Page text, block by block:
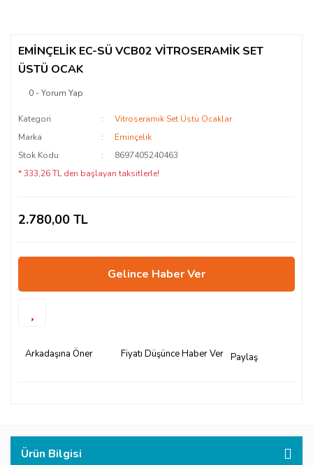
EMİNÇELİK EC-SÜ VCB02 VİTROSERAMİK SET
ÜSTÜ OCAK
0 - Yorum Yap
Kategori
Vitroseramik Set Üstü Ocaklar
Marka
Eminçelik
Stok Kodu
8697405240463
* 333,26 TL den başlayan taksitlerle!
2.780,00 TL
Gelince Haber Ver
Arkadaşına Öner Fiyatı Düşünce Haber Ver Paylaş
Ürün Bilgisi